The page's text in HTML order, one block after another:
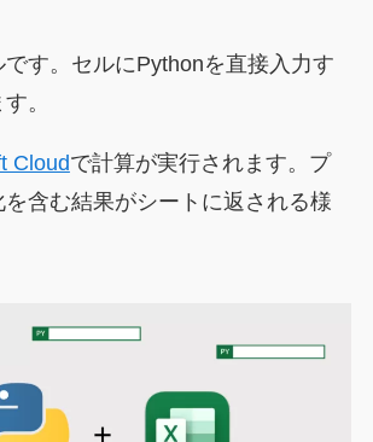
す。セルにPythonを直接入力す
。
Cloudで計算が実行されます。プ
を含む結果がシートに返される様